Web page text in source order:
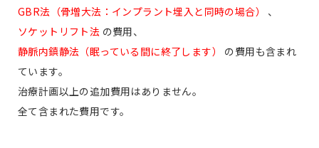
GBR法（骨増大法：インプラント埋入と同時の場合）
、
ソケットリフト法 の費用、
静脈内鎮静法（眠っている間に終了します）
の費用も含まれ
ています。
治療計画以上の追加費用はありません。
全て含まれた費用です。